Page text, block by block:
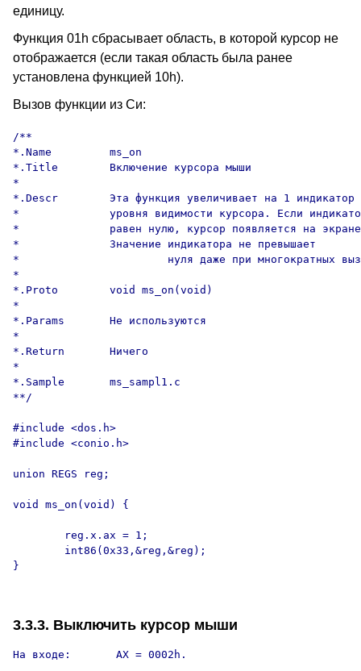
единицу.
Функция 01h сбрасывает область, в которой курсор не
отображается (если такая область была ранее
установлена функцией 10h).
Вызов функции из Си:
/**
*.Name         ms_on
*.Title        Включение курсора мыши
*
*.Descr        Эта функция увеличивает на 1 индикатор
*              уровня видимости курсора. Если
*              равен нулю, курсор появляется на
*              Значение индикатора не превышает
*                       нуля даже при многократных
*
*.Proto        void ms_on(void)
*
*.Params       Не используются
*
*.Return       Ничего
*
*.Sample       ms_sampl1.c
**/
#include <dos.h>
#include <conio.h>
union REGS reg;
void ms_on(void) {
        reg.x.ax = 1;
        int86(0x33,&reg,&reg);
}
3.3.3. Выключить курсор мыши
На входе:       AX = 0002h.